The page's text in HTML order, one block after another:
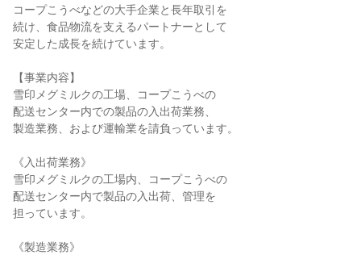
コープこうべなどの大手企業と長年取引を
続け、食品物流を支えるパートナーとして
安定した成長を続けています。
【事業内容】
雪印メグミルクの工場、コープこうべの
配送センター内での製品の入出荷業務、
製造業務、および運輸業を請負っています。
《入出荷業務》
雪印メグミルクの工場内、コープこうべの
配送センター内で製品の入出荷、管理を
担っています。
《製造業務》